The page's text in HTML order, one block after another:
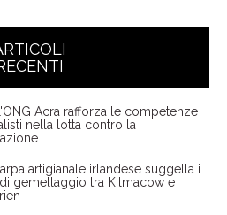
Acra rafforza le competenze
nella lotta contro la
artigianale irlandese suggella i
di gemellaggio tra Kilmacow e